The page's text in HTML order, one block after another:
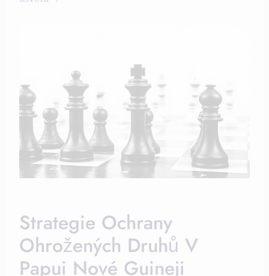
Strategie Ochrany
Ohrožených Druhů V
Papui⁤ Nové Guineji